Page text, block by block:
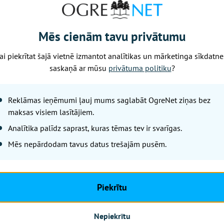
Mēs cienām tavu privātumu
piekrītat šajā vietnē izmantot analītikas un mārketinga
saskaņā ar mūsu privātuma politiku?
Reklāmas ieņēmumi ļauj mums saglabāt OgreNet ziņas bez
maksas visiem lasītājiem.
Analītika palīdz saprast, kuras tēmas tev ir svarīgas.
Mēs nepārdodam tavus datus trešajām pusēm.
Piekrītu
Nepiekrītu